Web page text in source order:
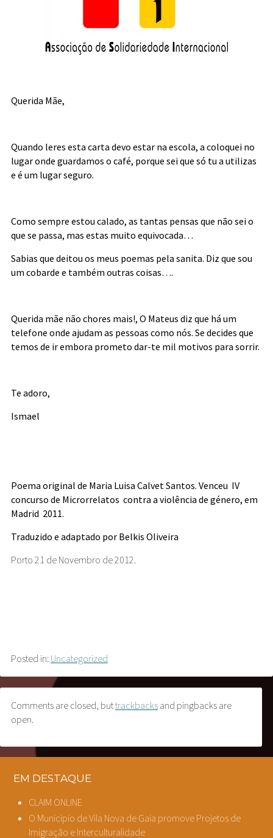
Querida Mãe,
Quando leres esta carta devo estar na escola, a coloquei no
lugar onde guardamos o café, porque sei que só tu a utilizas
e é um lugar seguro.
Como sempre estou calado, as tantas pensas que não sei o
que se passa, mas estas muito equivocada…
Sabias que deitou os meus poemas pela sanita. Diz que sou
um cobarde e também outras coisas….
Querida mãe não chores mais!, O Mateus diz que há um
telefone onde ajudam as pessoas como nós. Se decides que
temos de ir embora prometo dar-te mil motivos para sorrir.
Te adoro,
Ismael
Poema original de Maria Luisa Calvet Santos. Venceu IV
concurso de Microrrelatos contra a violência de género, em
Madrid 2011.
Traduzido e adaptado por Belkis Oliveira
Porto 21 de Novembro de 2012.
Posted in: Uncategorized
Comments are closed, buttrackbacksand pingbacks are
open.
EM DESTAQUE
CLAIM ONLINE
O Municipio de Vila Nova de Gaia promove Projetos de
Imigração e Interculturalidade